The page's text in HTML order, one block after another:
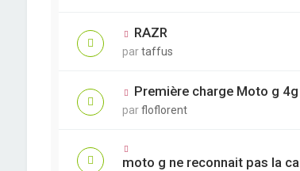
RAZR
partaffus
Première charge Moto g 4g
parfloflorent
moto g ne reconnait pas la